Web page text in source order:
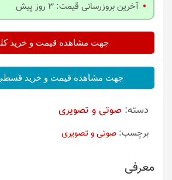
آخرین بروزرسانی قیمت: 3 روز پیش
جهت مشاهده قیمت و خرید
جهت مشاهده قیمت و خرید قسطی
دسته: صوتی و تصویری
برچسب: صوتی و تصویری
معرفی